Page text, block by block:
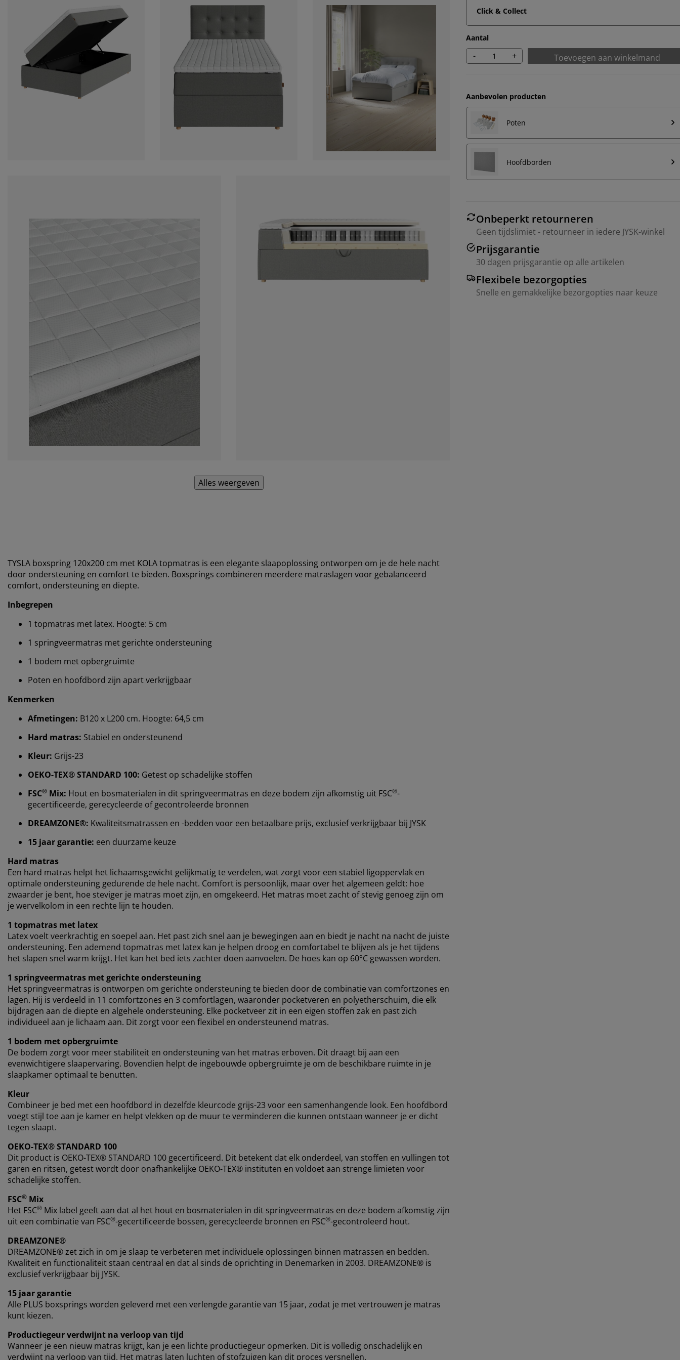
Alles weergeven
Click & Collect
Aantal
- + Toevoegen aan winkelmand
Aanbevolen producten
Poten
Hoofdborden
Onbeperkt retourneren
Geen tijdslimiet - retourneer in iedere JYSK-winkel
Prijsgarantie
30 dagen prijsgarantie op alle artikelen
Flexibele bezorgopties
Snelle en gemakkelijke bezorgopties naar keuze
TYSLA boxspring 120x200 cm met KOLA topmatras is een elegante slaapoplossing ontworpen om je de hele nacht
door ondersteuning en comfort te bieden. Boxsprings combineren meerdere matraslagen voor gebalanceerd
comfort, ondersteuning en diepte.
Inbegrepen
1 topmatras met latex. Hoogte: 5 cm
1 springveermatras met gerichte ondersteuning
1 bodem met opbergruimte
Poten en hoofdbord zijn apart verkrijgbaar
Kenmerken
Afmetingen: B120 x L200 cm. Hoogte: 64,5 cm
Hard matras: Stabiel en ondersteunend
Kleur: Grijs-23
OEKO-TEX® STANDARD 100: Getest op schadelijke stoffen
FSC® Mix: Hout en bosmaterialen in dit springveermatras en deze bodem zijn afkomstig uit FSC®-
gecertificeerde, gerecycleerde of gecontroleerde bronnen
DREAMZONE®: Kwaliteitsmatrassen en -bedden voor een betaalbare prijs, exclusief verkrijgbaar bij JYSK
15 jaar garantie: een duurzame keuze
Hard matras
Een hard matras helpt het lichaamsgewicht gelijkmatig te verdelen, wat zorgt voor een stabiel ligoppervlak en
optimale ondersteuning gedurende de hele nacht. Comfort is persoonlijk, maar over het algemeen geldt: hoe
zwaarder je bent, hoe steviger je matras moet zijn, en omgekeerd. Het matras moet zacht of stevig genoeg zijn om
je wervelkolom in een rechte lijn te houden.
1 topmatras met latex
Latex voelt veerkrachtig en soepel aan. Het past zich snel aan je bewegingen aan en biedt je nacht na nacht de juiste
ondersteuning. Een ademend topmatras met latex kan je helpen droog en comfortabel te blijven als je het tijdens
het slapen snel warm krijgt. Het kan het bed iets zachter doen aanvoelen. De hoes kan op 60°C gewassen worden.
1 springveermatras met gerichte ondersteuning
Het springveermatras is ontworpen om gerichte ondersteuning te bieden door de combinatie van comfortzones en
lagen. Hij is verdeeld in 11 comfortzones en 3 comfortlagen, waaronder pocketveren en polyetherschuim, die elk
bijdragen aan de diepte en algehele ondersteuning. Elke pocketveer zit in een eigen stoffen zak en past zich
individueel aan je lichaam aan. Dit zorgt voor een flexibel en ondersteunend matras.
1 bodem met opbergruimte
De bodem zorgt voor meer stabiliteit en ondersteuning van het matras erboven. Dit draagt bij aan een
evenwichtigere slaapervaring. Bovendien helpt de ingebouwde opbergruimte je om de beschikbare ruimte in je
slaapkamer optimaal te benutten.
Kleur
Combineer je bed met een hoofdbord in dezelfde kleurcode grijs-23 voor een samenhangende look. Een hoofdbord
voegt stijl toe aan je kamer en helpt vlekken op de muur te verminderen die kunnen ontstaan wanneer je er dicht
tegen slaapt.
OEKO-TEX® STANDARD 100
Dit product is OEKO-TEX® STANDARD 100 gecertificeerd. Dit betekent dat elk onderdeel, van stoffen en vullingen tot
garen en ritsen, getest wordt door onafhankelijke OEKO-TEX® instituten en voldoet aan strenge limieten voor
schadelijke stoffen.
FSC® Mix
Het FSC® Mix label geeft aan dat al het hout en bosmaterialen in dit springveermatras en deze bodem afkomstig zijn
uit een combinatie van FSC®-gecertificeerde bossen, gerecycleerde bronnen en FSC®-gecontroleerd hout.
DREAMZONE®
DREAMZONE® zet zich in om je slaap te verbeteren met individuele oplossingen binnen matrassen en bedden.
Kwaliteit en functionaliteit staan centraal en dat al sinds de oprichting in Denemarken in 2003. DREAMZONE® is
exclusief verkrijgbaar bij JYSK.
15 jaar garantie
Alle PLUS boxsprings worden geleverd met een verlengde garantie van 15 jaar, zodat je met vertrouwen je matras
kunt kiezen.
Productiegeur verdwijnt na verloop van tijd
Wanneer je een nieuw matras krijgt, kan je een lichte productiegeur opmerken. Dit is volledig onschadelijk en
verdwijnt na verloop van tijd. Het matras laten luchten of stofzuigen kan dit proces versnellen.